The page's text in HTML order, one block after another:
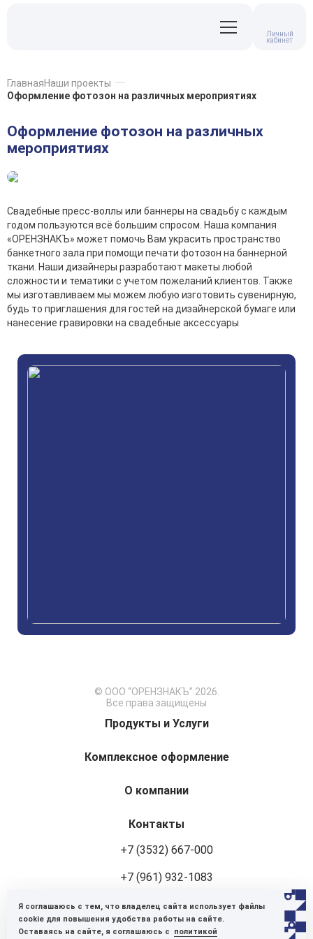
Личный
кабинет
ГлавнаяНаши проекты
Оформление фотозон на различных мероприятиях
Оформление фотозон на различных
мероприятиях
Свадебные пресс-воллы или баннеры на свадьбу с каждым
годом пользуются всё большим спросом. Наша компания
«ОРЕНЗНАКЪ» может помочь Вам украсить пространство
банкетного зала при помощи печати фотозон на баннерной
ткани. Наши дизайнеры разработают макеты любой
сложности и тематики с учетом пожеланий клиентов. Также
мы изготавливаем мы можем любую изготовить сувенирную,
будь то приглашения для гостей на дизайнерской бумаге или
нанесение гравировки на свадебные аксессуары
© ООО “ОРЕНЗНАКЪ” 2026.
Все права защищены
Продукты и Услуги
Комплексное оформление
О компании
Контакты
+7 (3532) 667-000
+7 (961) 932-1083
460048, г. Оренбург, ул. Авторемонтная, 8
Я соглашаюсь с тем, что владелец сайта использует файлы
cookie для повышения удобства работы на сайте.
Оставаясь на сайте, я соглашаюсь с политикой